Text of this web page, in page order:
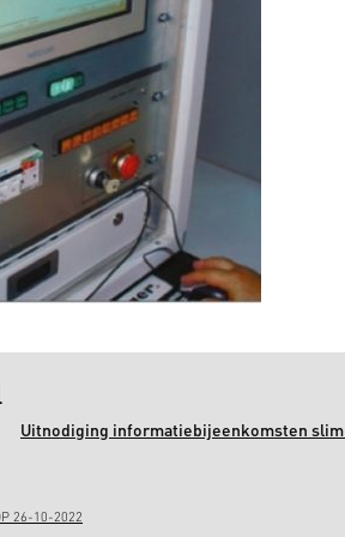
Uitnodiging informatiebijeenkomsten
26-10-2022